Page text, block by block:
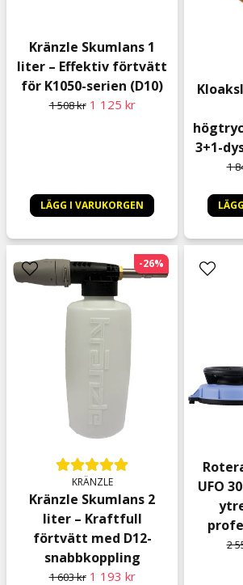
Kränzle Skumlans 1
liter – Effektiv förtvätt
för K1050-serien (D10)
1 508 kr 1 125 kr
LÄGG I VARUKORGEN
3+1-
1
KRÄNZLE
Kränzle Skumlans 2
liter – Kraftfull
förtvätt med D12-
snabbkoppling
1 603 kr 1 193 kr
-26%
UFO
2